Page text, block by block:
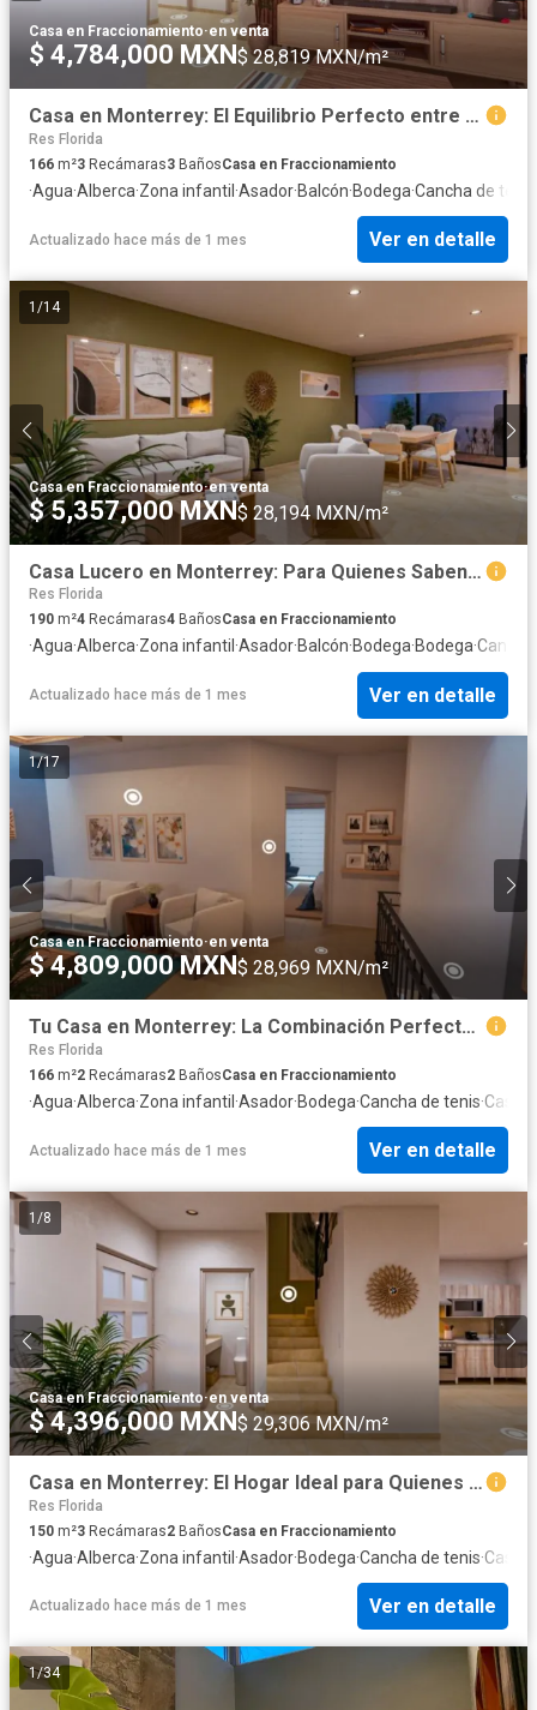
Casa en Fraccionamiento·en venta
$ 4,784,000 MXN$ 28,819 MXN/m²
Casa en Monterrey: El Equilibrio Perfecto entre Estilo, Ubicación y Patrimonio
Res Florida
166 m²3 Recámaras3 BañosCasa en Fraccionamiento
·Agua·Alberca·Zona infantil ·Asador·Balcón·Bodega·Cancha de tenis
Actualizado hace más de 1 mes Ver en detalle
1 /14
Casa en Fraccionamiento·en venta
$ 5,357,000 MXN$ 28,194 MXN/m²
Casa Lucero en Monterrey: Para Quienes Saben que el Éxito Merece un Mejor Hogar
Res Florida
190 m²4 Recámaras4 BañosCasa en Fraccionamiento
·Agua·Alberca·Zona infantil ·Asador·Balcón·Bodega·Bodega·
Actualizado hace más de 1 mes Ver en detalle
1/17
Casa en Fraccionamiento·en venta
$ 4,809,000 MXN$ 28,969 MXN/m²
Tu Casa en Monterrey: La Combinación Perfecta entre Espacio, Ubicación y Plusvalía
Res Florida
166 m²2 Recámaras2 BañosCasa en Fraccionamiento
·Agua·Alberca·Zona infantil ·Asador·Bodega·Cancha de tenis·
Actualizado hace más de 1 mes Ver en detalle
1 /8
Casa en Fraccionamiento·en venta
$ 4,396,000 MXN$ 29,306 MXN/m²
Casa en Monterrey: El Hogar Ideal para Quienes Buscan Dar el Siguiente Gran Paso
Res Florida
150 m²3 Recámaras2 BañosCasa en Fraccionamiento
·Agua·Alberca·Zona infantil·Asador·Bodega·Cancha de tenis·
Actualizado hace más de 1 mes Ver en detalle
1/34